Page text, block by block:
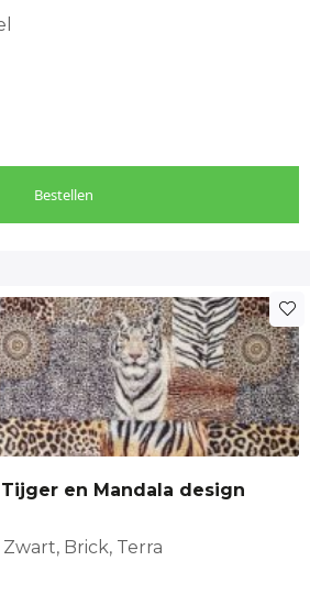
Bestellen
en Mandala design
Brick, Terra